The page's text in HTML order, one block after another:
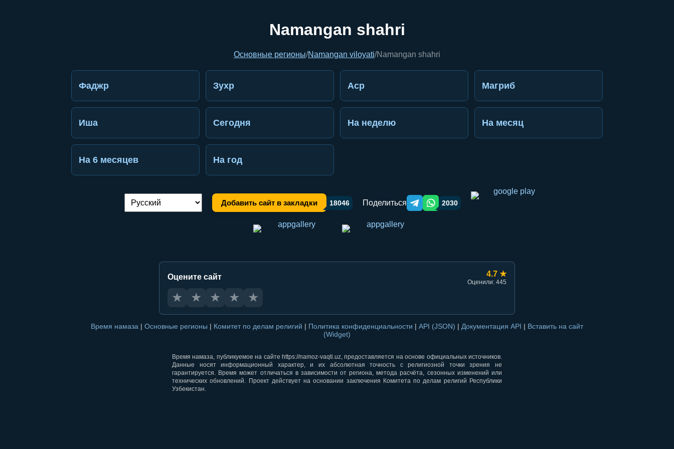
Namangan shahri
Основные регионы/Namangan viloyati/Namangan shahri
Фаджр Зухр Аср Магриб
Иша Сегодня На неделю На месяц
На 6 месяцев На год
Переключение языка: Добавить сайт в закладки 18046 Поделиться Telegram orqali ulashish
WhatsApp orqali ulashish
2030
Оцените сайт 4.7 ★
Оценили: 445
★ ★ ★ ★ ★
Время намаза | Основные регионы | Комитет по делам религий | Политика конфиденциальности | API (JSON) | Документация API | Вставить на сайт
(Widget)
Время намаза, публикуемое на сайте https://namoz-vaqti.uz, предоставляется на основе официальных источников.
Данные носят информационный характер, и их абсолютная точность с религиозной точки зрения не
гарантируется. Время может отличаться в зависимости от региона, метода расчёта, сезонных изменений или
технических обновлений. Проект действует на основании заключения Комитета по делам религий Республики
Узбекистан.